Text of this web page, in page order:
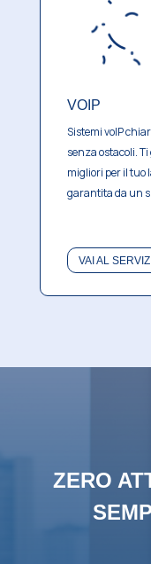
VOIP
Sistemi voIP
senza ostacoli.Ti
migliori per il tuo
garantita da un
VAI AL
ZERO